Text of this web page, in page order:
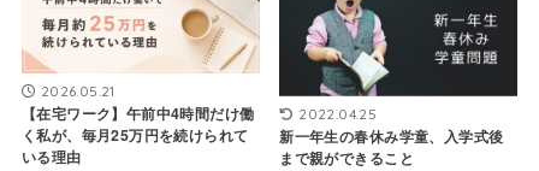
2026.05.21
【在宅ワーク】午前中4時間だけ働
く私が、毎月25万円を続けられて
いる理由
2022.04.25
新一年生の春休み学童、入学式後
まで親ができること